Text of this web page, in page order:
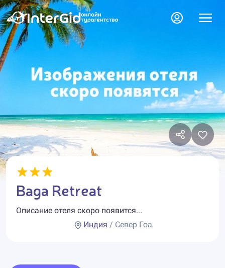
Baga Retreat
Описание отеля скоро появится...
Индия / Север Гоа